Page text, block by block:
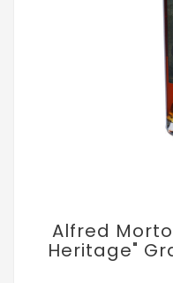
Alfred
Heritage"